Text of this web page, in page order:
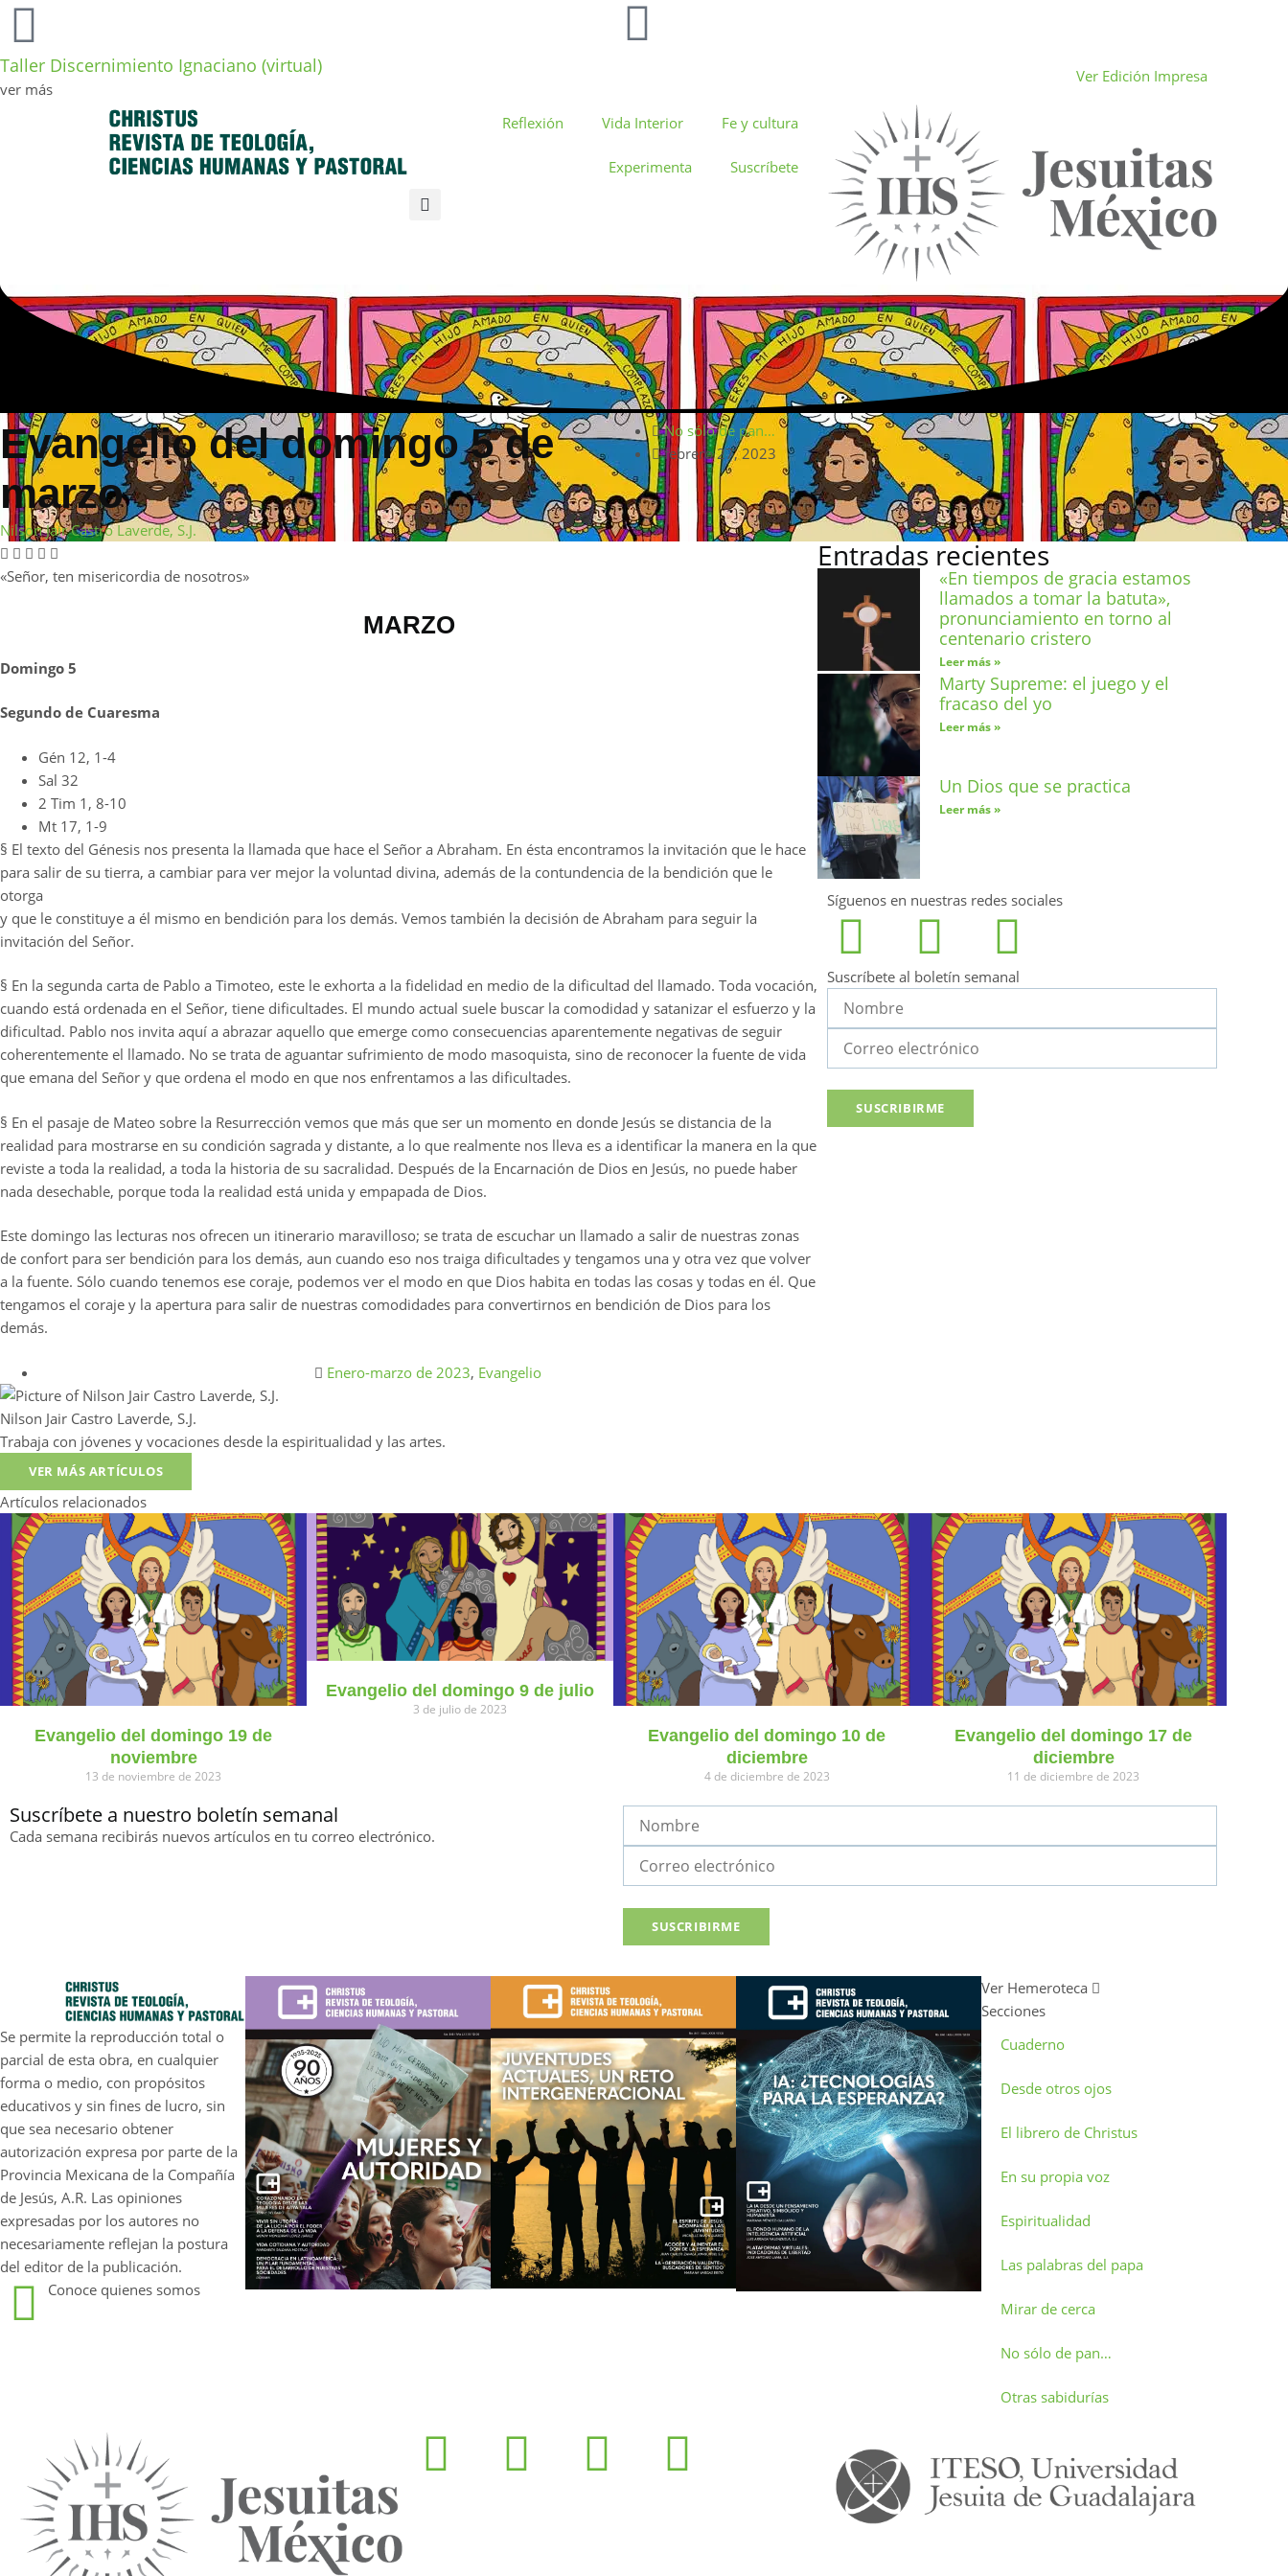
Taller Discernimiento Ignaciano (virtual)
ver más
Ver Edición Impresa
Reflexión Vida Interior Fe y cultura
Experimenta Suscríbete
Evangelio del domingo 5 de
marzo
Nilson Jair Castro Laverde, S.J.
No sólo de pan…
febrero 27, 2023
«Señor, ten misericordia de nosotros»
MARZO
Domingo 5
Segundo de Cuaresma
Gén 12, 1-4
Sal 32
2 Tim 1, 8-10
Mt 17, 1-9
§ El texto del Génesis nos presenta la llamada que hace el Señor a Abraham. En ésta encontramos la invitación que le hace
para salir de su tierra, a cambiar para ver mejor la voluntad divina, además de la contundencia de la bendición que le
otorga
y que le constituye a él mismo en bendición para los demás. Vemos también la decisión de Abraham para seguir la
invitación del Señor.
§ En la segunda carta de Pablo a Timoteo, este le exhorta a la fidelidad en medio de la dificultad del llamado. Toda vocación,
cuando está ordenada en el Señor, tiene dificultades. El mundo actual suele buscar la comodidad y satanizar el esfuerzo y la
dificultad. Pablo nos invita aquí a abrazar aquello que emerge como consecuencias aparentemente negativas de seguir
coherentemente el llamado. No se trata de aguantar sufrimiento de modo masoquista, sino de reconocer la fuente de vida
que emana del Señor y que ordena el modo en que nos enfrentamos a las dificultades.
§ En el pasaje de Mateo sobre la Resurrección vemos que más que ser un momento en donde Jesús se distancia de la
realidad para mostrarse en su condición sagrada y distante, a lo que realmente nos lleva es a identificar la manera en la que
reviste a toda la realidad, a toda la historia de su sacralidad. Después de la Encarnación de Dios en Jesús, no puede haber
nada desechable, porque toda la realidad está unida y empapada de Dios.
Este domingo las lecturas nos ofrecen un itinerario maravilloso; se trata de escuchar un llamado a salir de nuestras zonas
de confort para ser bendición para los demás, aun cuando eso nos traiga dificultades y tengamos una y otra vez que volver
a la fuente. Sólo cuando tenemos ese coraje, podemos ver el modo en que Dios habita en todas las cosas y todas en él. Que
tengamos el coraje y la apertura para salir de nuestras comodidades para convertirnos en bendición de Dios para los
demás.
Enero-marzo de 2023, Evangelio
Nilson Jair Castro Laverde, S.J.
Trabaja con jóvenes y vocaciones desde la espiritualidad y las artes.
VER MÁS ARTÍCULOS
Entradas recientes
«En tiempos de gracia estamos
llamados a tomar la batuta»,
pronunciamiento en torno al
centenario cristero
Leer más »
Marty Supreme: el juego y el
fracaso del yo
Leer más »
Un Dios que se practica
Leer más »
Síguenos en nuestras redes sociales
Suscríbete al boletín semanal
Artículos relacionados
Evangelio del domingo 19 de
noviembre
13 de noviembre de 2023
Evangelio del domingo 9 de julio
3 de julio de 2023
Evangelio del domingo 10 de
diciembre
4 de diciembre de 2023
Evangelio del domingo 17 de
diciembre
11 de diciembre de 2023
Suscríbete a nuestro boletín semanal
Cada semana recibirás nuevos artículos en tu correo electrónico.
Se permite la reproducción total o
parcial de esta obra, en cualquier
forma o medio, con propósitos
educativos y sin fines de lucro, sin
que sea necesario obtener
autorización expresa por parte de la
Provincia Mexicana de la Compañía
de Jesús, A.R. Las opiniones
expresadas por los autores no
necesariamente reflejan la postura
del editor de la publicación.
Conoce quienes somos
Ver Hemeroteca
Secciones
Cuaderno
Desde otros ojos
El librero de Christus
En su propia voz
Espiritualidad
Las palabras del papa
Mirar de cerca
No sólo de pan…
Otras sabidurías